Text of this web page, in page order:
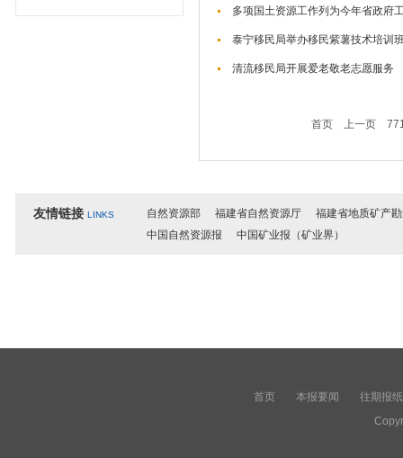
多项国土资源工作列为今年省政府
泰宁移民局举办移民紫薯技术培训
清流移民局开展爱老敬老志愿服务
首页 上一页
友情链接 LINKS 自然资源部 福建省自然资源厅
福建省地质矿产
中国自然资源报
中国矿业报（矿业界）
首页 本报要闻
往期报纸